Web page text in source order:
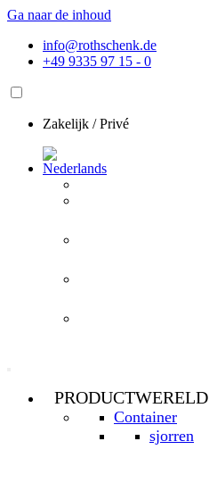
Ga naar de inhoud
info@rothschenk.de
+49 9335 97 15 - 0
Zakelijk /Privé
PRODUCTWERELD
Container
sjorren